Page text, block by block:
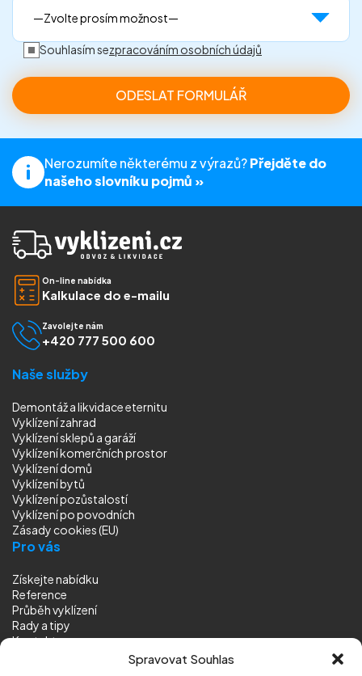
Spravovat Souhlas
Souhlasím sezpracováním osobních údajů
Nerozumíte některému z výrazů?Přejděte do
našeho slovníku pojmů »
On-line nabídka
Kalkulace do e-mailu
Zavolejte nám
+420 777 500 600
Naše služby
Demontáž a likvidace eternitu
Vyklízení zahrad
Vyklízení sklepů a garáží
Vyklízení komerčních prostor
Vyklízení domů
Vyklízení bytů
Vyklízení pozůstalostí
Vyklízenípo povodních
Zásady cookies (EU)
Pro vás
Získejte nabídku
Reference
Průběh vyklízení
Rady a tipy
Kontakt